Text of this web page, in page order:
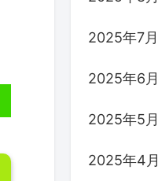
2025年7月
2025年6月
2025年5月
2025年4月